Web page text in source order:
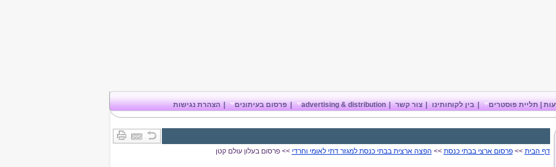
| תליית פוסטרים | בין לקוחותינו | צור קשר |
advertising & distribution
| פרסום בעיתונים | הצהרת נגישות
דף הבית >>פרסום ארצי בבתי כנסת >> הפצה ארצית בבתי כנסת למגזר דתי לאומי וחרדי >> פרסום בעלון עולם קטן